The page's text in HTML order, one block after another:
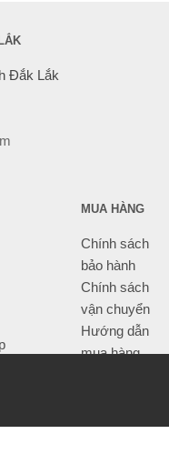
Đắk Lắk
MUA HÀNG
Chính sách
bảo hành
Chính sách
vận chuyển
Hướng dẫn
mua hàng